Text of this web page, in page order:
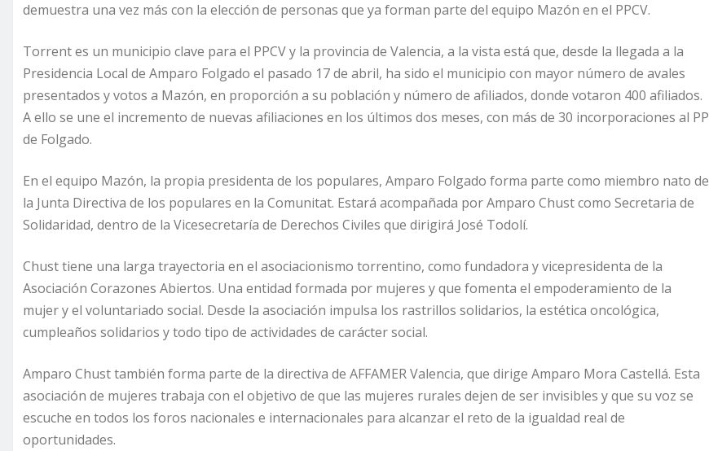
demuestra una vez más con la elección de personas que ya forman parte del equipo Mazón en el PPCV.
Torrent es un municipio clave para el PPCV y la provincia de Valencia, a la vista está que, desde la llegada a la
Presidencia Local de Amparo Folgado el pasado 17 de abril, ha sido el municipio con mayor número de avales
presentados y votos a Mazón, en proporción a su población y número de afiliados, donde votaron 400 afiliados.
A ello se une el incremento de nuevas afiliaciones en los últimos dos meses, con más de 30 incorporaciones al PP
de Folgado.
En el equipo Mazón, la propia presidenta de los populares, Amparo Folgado forma parte como miembro nato de
la Junta Directiva de los populares en la Comunitat. Estará acompañada por Amparo Chust como Secretaria de
Solidaridad, dentro de la Vicesecretaría de Derechos Civiles que dirigirá José Todolí.
Chust tiene una larga trayectoria en el asociacionismo torrentino, como fundadora y vicepresidenta de la
Asociación Corazones Abiertos. Una entidad formada por mujeres y que fomenta el empoderamiento de la
mujer y el voluntariado social. Desde la asociación impulsa los rastrillos solidarios, la estética oncológica,
cumpleaños solidarios y todo tipo de actividades de carácter social.
Amparo Chust también forma parte de la directiva de AFFAMER Valencia, que dirige Amparo Mora Castellá. Esta
asociación de mujeres trabaja con el objetivo de que las mujeres rurales dejen de ser invisibles y que su voz se
escuche en todos los foros nacionales e internacionales para alcanzar el reto de la igualdad real de
oportunidades.